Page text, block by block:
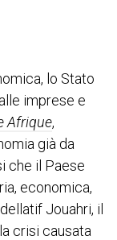
lo Stato
imprese e
Afrique,
già da
che il Paese
economica,
Jouahri, il
crisi causata